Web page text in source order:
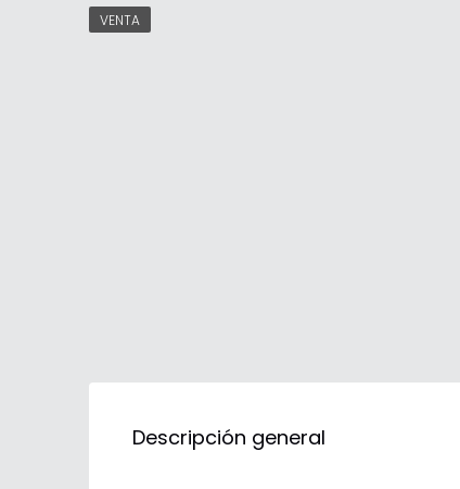
VENTA
Descripción general